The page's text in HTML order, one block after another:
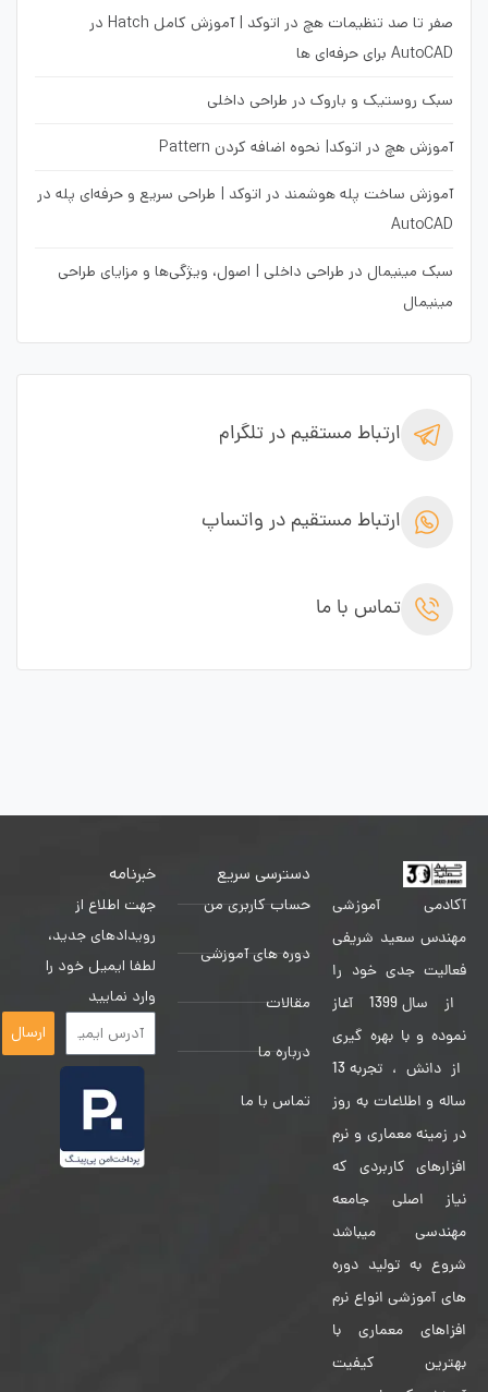
صفر تا صد تنظیمات هچ در اتوکد | آموزش کامل Hatch در
AutoCAD برای حرفه‌ای ها
سبک روستیک و باروک در طراحی داخلی
آموزش هچ در اتوکد| نحوه اضافه کردن Pattern
آموزش ساخت پله هوشمند در اتوکد | طراحی سریع و حرفه‌ای پله در
AutoCAD
سبک مینیمال در طراحی داخلی | اصول، ویژگی‌ها و مزایای طراحی
مینیمال
ارتباط مستقیم در تلگرام
ارتباط مستقیم در واتساپ
تماس با ما
آکادمی آموزشی
مهندس سعید شریفی
فعالیت جدی خود را
از سال 1399 آغاز
نموده و با بهره گیری
از دانش ، تجربه 13
ساله و اطلاعات به روز
در زمینه معماری و نرم
افزارهای کاربردی که
نیاز اصلی جامعه
مهندسی میباشد
شروع به تولید دوره
های آموزشی انواع نرم
افزاهای معماری با
بهترین کیفیت
دسترسی سریع
حساب کاربری من
دوره های آموزشی
مقالات
درباره ما
تماس با ما
خبرنامه
جهت اطلاع از
رویدادهای جدید،
لطفا ایمیل خود را
وارد نمایید
ارسال